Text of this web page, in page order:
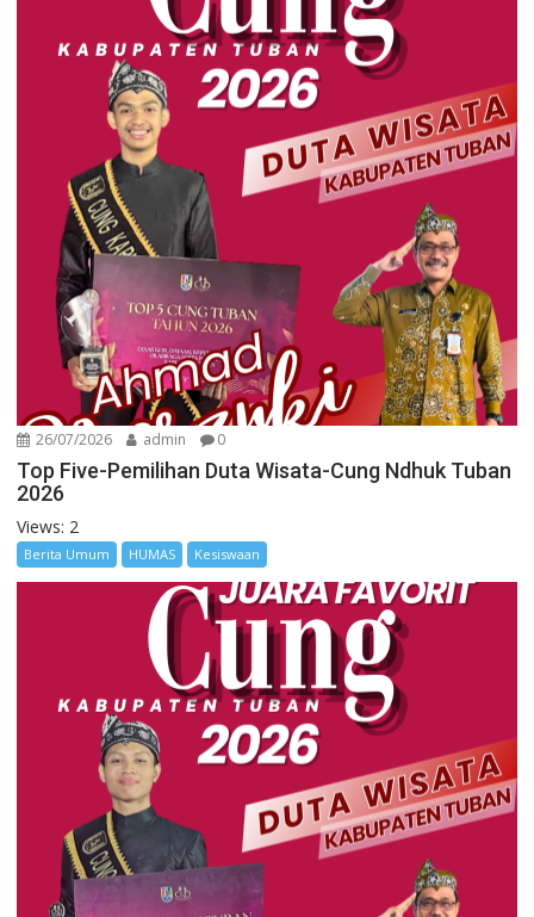
26/07/2026 admin 0
Top Five-Pemilihan Duta Wisata-Cung Ndhuk Tuban
2026
Views: 2
Berita Umum HUMAS Kesiswaan